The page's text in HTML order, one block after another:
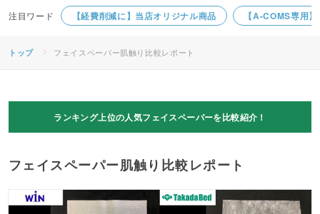
【経費削減に】当店オリジナル商品 【A-COMS専用
トップ フェイスペーパー肌触り比較レポート
ランキング上位の人気フェイスペーパーを比較紹介！
フェイスペーパー肌触り比較レポート